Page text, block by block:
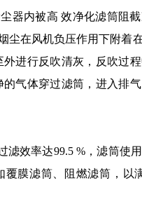
器内被高 效净化滤筒阻
尘在风机负压作用下附着
进行反吹清灰，反吹过
气体穿过滤筒，进入排
滤效率达99.5 %，滤筒使
膜滤筒、阻燃滤筒，以